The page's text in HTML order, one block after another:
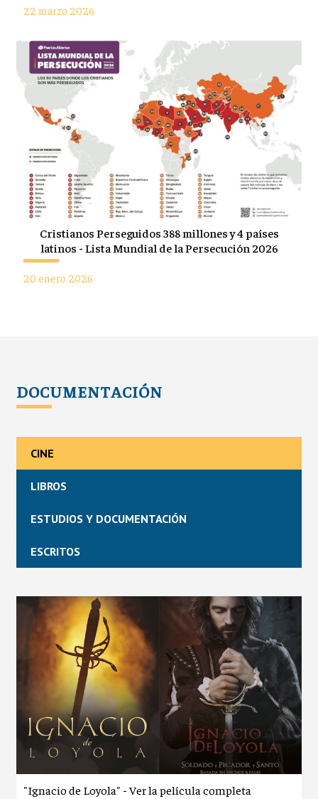
22 marzo 2026
Cristianos Perseguidos 388 millones y 4 países
latinos - Lista Mundial de la Persecución 2026
20 enero 2026
DOCUMENTACIÓN
CINE
LIBROS
ESTUDIOS Y DOCUMENTACIÓN
ESCRITOS
"Ignacio de Loyola" - Ver la película completa